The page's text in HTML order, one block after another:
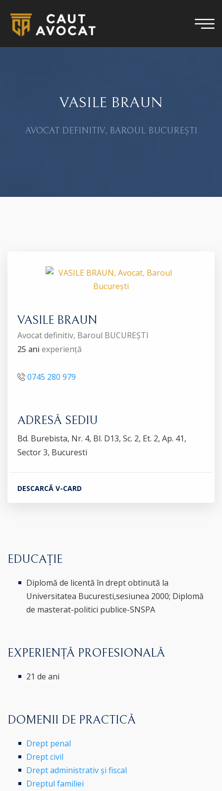
VASILE BRAUN
AVOCAT DEFINITIV, BAROUL BUCUREȘTI
VASILE BRAUN
Avocat definitiv, Baroul BUCUREȘTI
25 ani experiență
0745 280 979
ADRESĂ SEDIU
Bd. Burebista, Nr. 4, Bl. D13, Sc. 2, Et. 2, Ap. 41,
Sector 3, Bucuresti
DESCARCĂ V-CARD
EDUCAȚIE
Diplomă de licentă în drept obtinută la
Universitatea Bucuresti,sesiunea 2000; Diplomă
de masterat-politici publice-SNSPA
EXPERIENȚĂ PROFESIONALĂ
21 de ani
DOMENII DE PRACTICĂ
Drept penal
Drept civil
Drept administrativ și fiscal
Dreptul familiei